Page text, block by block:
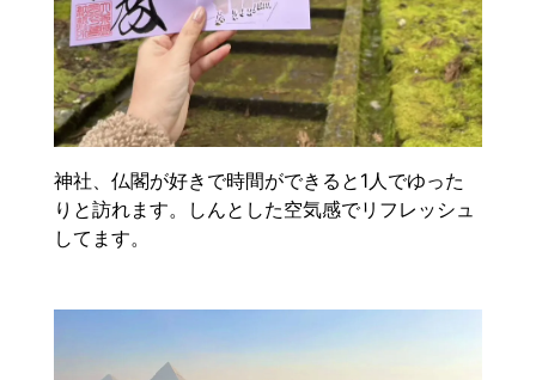
神社、仏閣が好きで時間ができると1人でゆった
りと訪れます。しんとした空気感でリフレッシュ
してます。